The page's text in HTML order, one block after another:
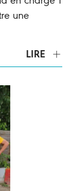
une
LIRE